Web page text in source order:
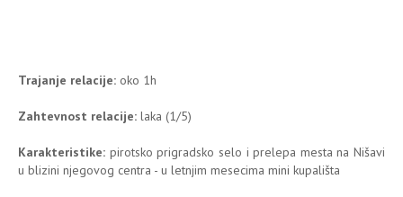
Trajanje relacije: oko 1h
Zahtevnost relacije: laka (1/5)
Karakteristike: pirotsko prigradsko selo i prelepa mesta na Nišavi
u blizini njegovog centra - u letnjim mesecima mini kupališta